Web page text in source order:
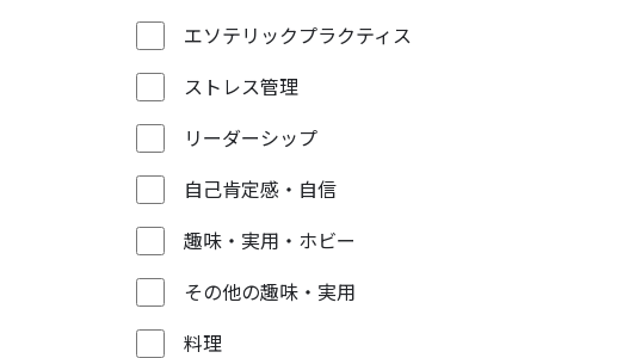
エソテリックプラクティス
ストレス管理
リーダーシップ
自己肯定感・自信
趣味・実用・ホビー
その他の趣味・実用
料理